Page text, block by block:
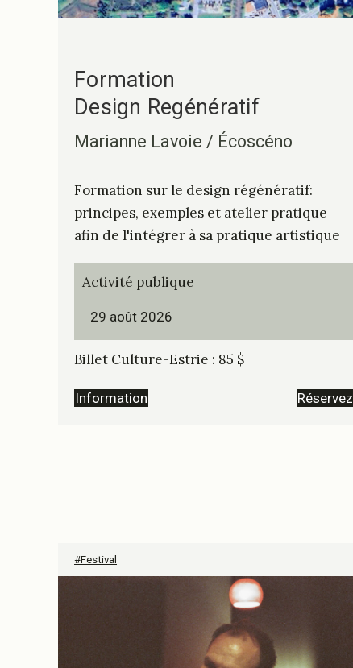
Formation
Design Regénératif
Marianne Lavoie / Écoscéno
Formation sur le design régénératif:
principes, exemples et atelier pratique
afin de l'intégrer à sa pratique artistique
Activité publique
29 août 2026
Billet Culture-Estrie : 85 $
Information Réservez
#Festival